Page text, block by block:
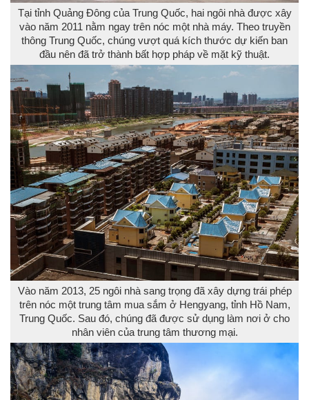
Tại tỉnh Quảng Đông của Trung Quốc, hai ngôi nhà được xây
vào năm 2011 nằm ngay trên nóc một nhà máy. Theo truyền
thông Trung Quốc, chúng vượt quá kích thước dự kiến ban
đầu nên đã trở thành bất hợp pháp về mặt kỹ thuật.
Vào năm 2013, 25 ngôi nhà sang trọng đã xây dựng trái phép
trên nóc một trung tâm mua sắm ở Hengyang, tỉnh Hồ Nam,
Trung Quốc. Sau đó, chúng đã được sử dụng làm nơi ở cho
nhân viên của trung tâm thương mại.